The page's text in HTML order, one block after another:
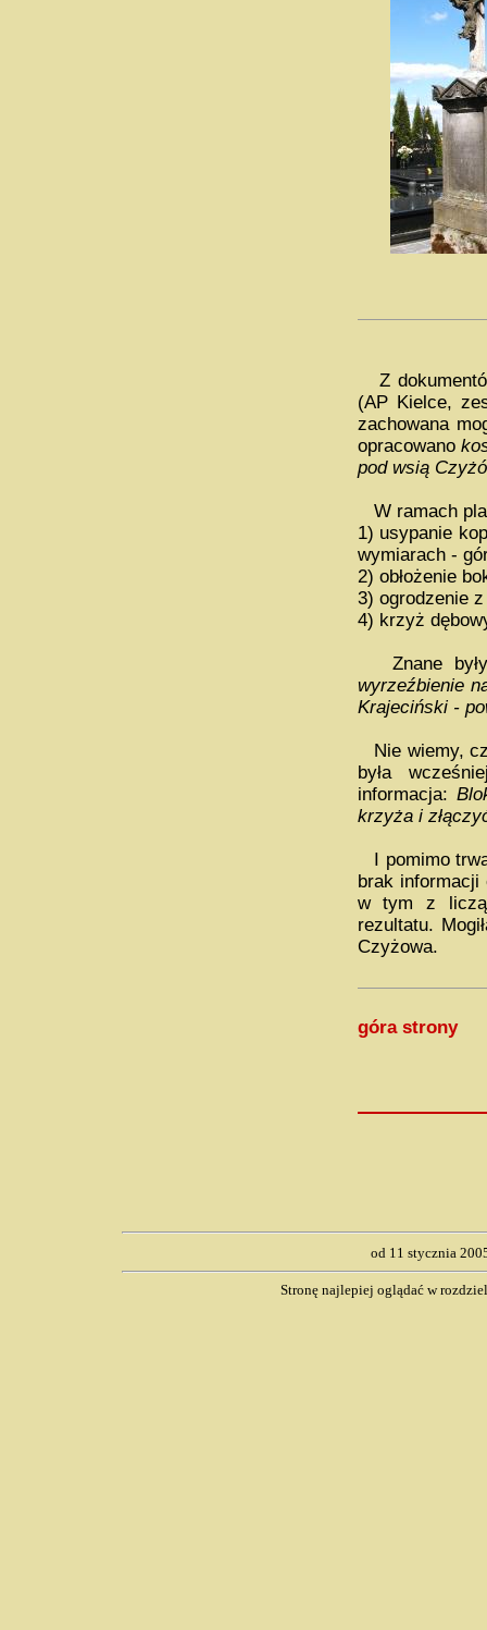
Z
(AP Kielce,
zachowana
opracowano
pod wsią
W ramach
1) usypanie
wymiarach -
2) obłożenie
3) ogrodzenie
4) krzyż
Znane były
wyrzeźbienie
Krajeciński -
Nie wiemy,
była
informacja:
krzyża i
I pomimo
brak informacji
w tym z
rezultatu.
Czyżowa.
góra strony
od 11 stycznia
Stronę najlepiej oglądać w